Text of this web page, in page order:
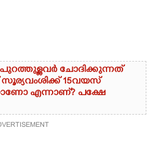
പുറത്തുള്ളവർ ചോദിക്കുന്നത്
15വയസ്
എന്നാണ്? പക്ഷേ